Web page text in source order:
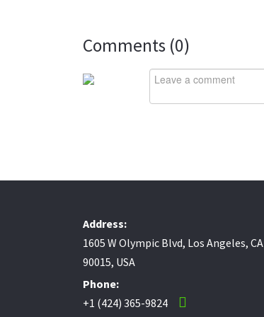
Comments (0)
Address:
1605 W Olympic Blvd, Los Angeles, CA
90015, USA
Phone:
+1 (424) 365-9824